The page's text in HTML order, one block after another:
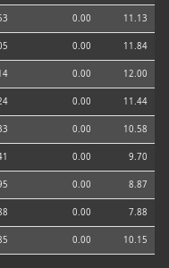
0.00 11.13
0.00 11.84
0.00 12.00
0.00 11.44
0.00 10.58
0.00 9.70
0.00 8.87
0.00 7.88
0.00 10.15